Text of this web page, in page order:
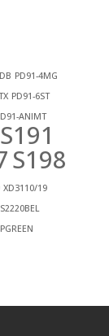
PD91-4MG
PD91-6ST
ANIMT
S191
S198
XD3110/19